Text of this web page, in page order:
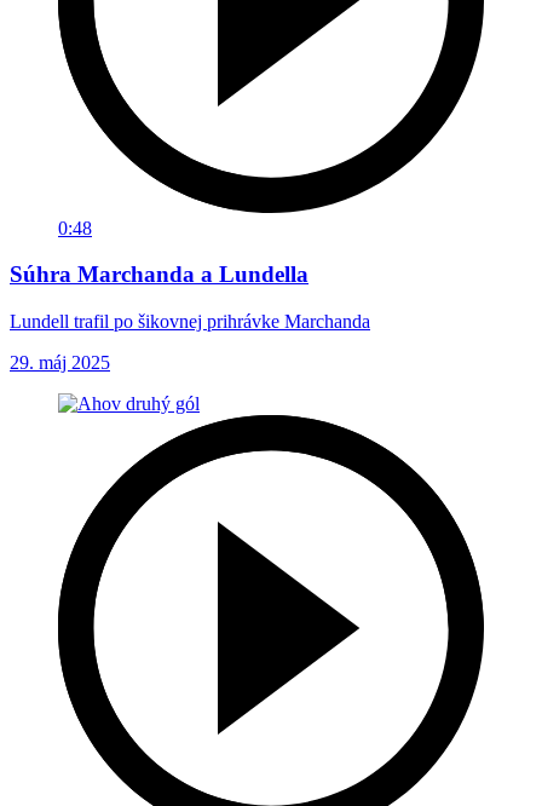
0:48
Súhra Marchanda a Lundella
Lundell trafil po šikovnej prihrávke Marchanda
29. máj 2025